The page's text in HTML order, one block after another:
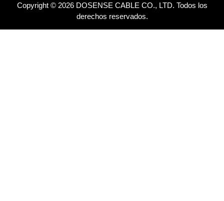
Copyright © 2026 DOSENSE CABLE CO., LTD. Todos los
derechos reservados.